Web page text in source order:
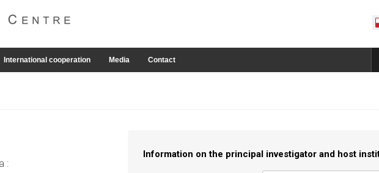
International cooperation Media Contact
:
Information on the principal investigator and host